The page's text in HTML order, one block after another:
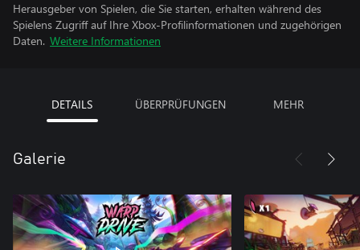
Herausgeber von Spielen, die Sie starten, erhalten während des
Spielens Zugriff auf Ihre Xbox-Profilinformationen und zugehörigen
Daten. Weitere Informationen
DETAILS ÜBERPRÜFUNGEN MEHR
Galerie